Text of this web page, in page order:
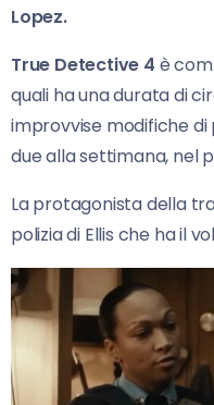
Lopez.
True Detective 4 è
quali ha una durata di
improvvise modifiche
due alla settimana, nel
La protagonista della
polizia di Ellis che ha il